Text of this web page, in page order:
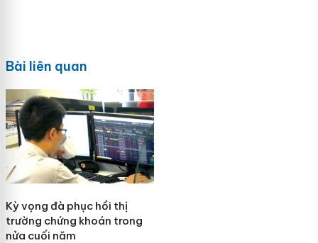
Bài liên quan
Kỳ vọng đà phục hồi thị
trường chứng khoán trong
nửa cuối năm